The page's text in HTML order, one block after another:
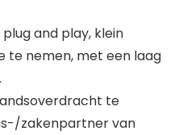
and play, klein
te nemen, met een laag
te
zakenpartner van